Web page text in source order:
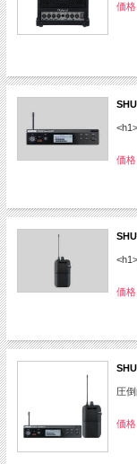
価
価
価
圧
価